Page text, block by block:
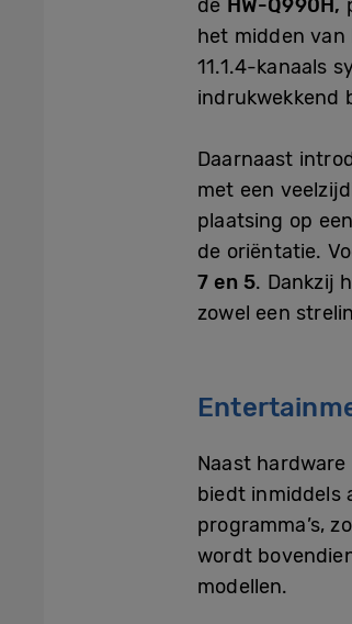
de HW-Q990H,
het midden
11.1.4-kanaals
indrukwekkend
Daarnaast
met een
plaatsing op
de oriëntatie.
7 en 5. Dankzij
zowel een
Naast
biedt inmiddels
programma’s,
wordt
modellen.